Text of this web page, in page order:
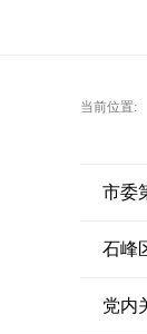
当前位置:
市委
石峰
党内